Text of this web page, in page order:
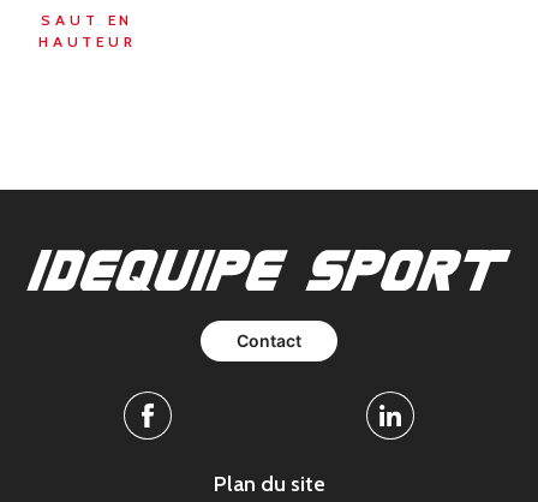
SAUT EN
HAUTEUR
Contact
Facebook Linkedin
Plan du site